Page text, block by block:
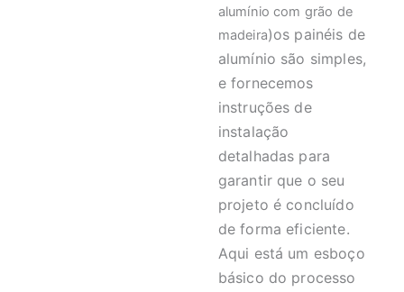
alumínio com grão de
madeira)os painéis de
alumínio são simples,
e fornecemos
instruções de
instalação
detalhadas para
garantir que o seu
projeto é concluído
de forma eficiente.
Aqui está um esboço
básico do processo